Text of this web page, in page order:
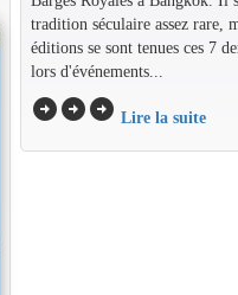
tradition séculaire assez rare,
éditions se sont tenues ces 7
lors d'événements...
arrow_circle_rightarrow_circle_rightarrow_circle_right Lire la suite